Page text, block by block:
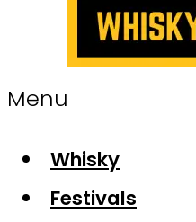
Menu
Whisky
Festivals